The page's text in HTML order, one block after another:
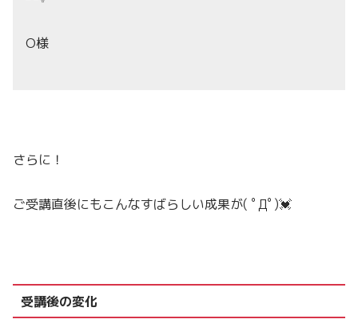
O様
さらに！
ご受講直後にもこんなすばらしい成果が( ﾟДﾟ)💓
受講後の変化